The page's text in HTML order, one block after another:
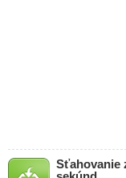
Sťahovanie